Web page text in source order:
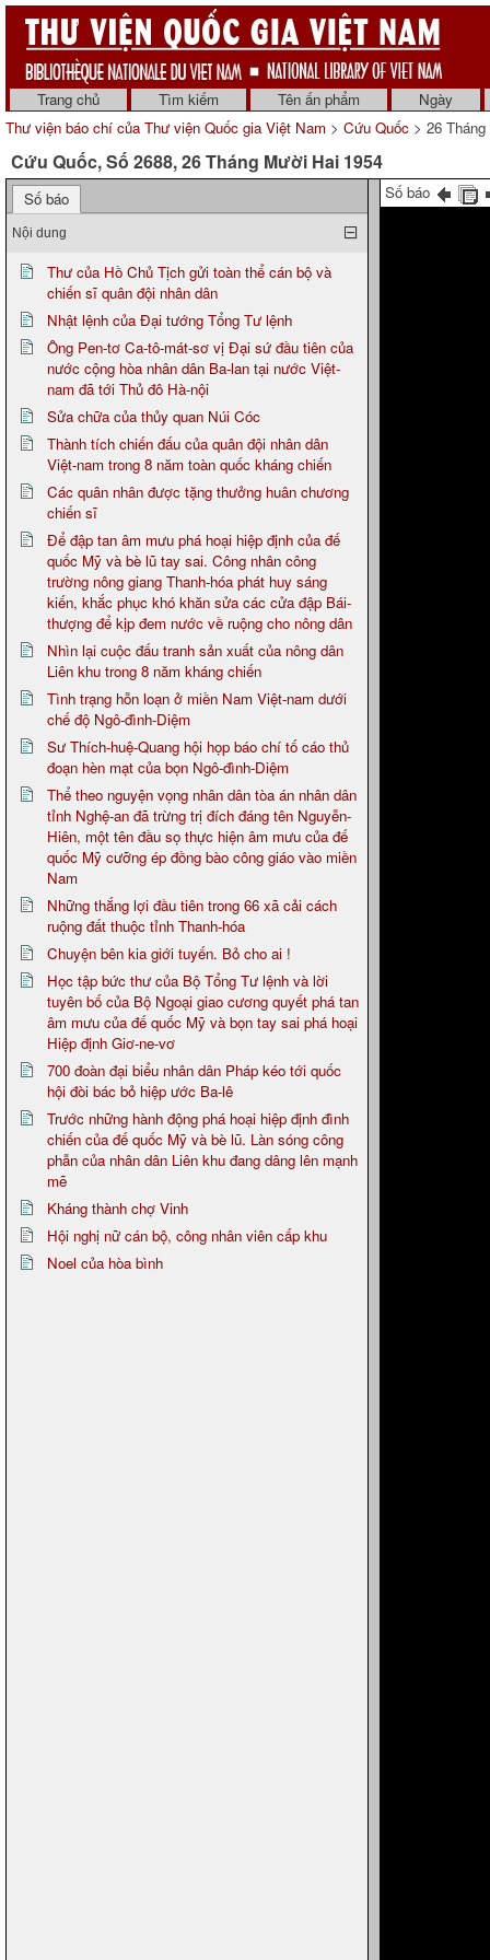
Trang chủ Tìm kiếm Tên ấn phẩm
Ngày
Thư viện báo chí của Thư viện Quốc gia Việt Nam > Cứu Quốc > 26
Cứu Quốc, Số 2688, 26 Tháng Mười Hai 1954
Số báo
Nội dung
Thư của Hồ Chủ Tịch gửi toàn thể cán bộ và
chiến sĩ quân đội nhân dân
Nhật lệnh của Đại tướng Tổng Tư lệnh
Ông Pen-tơ Ca-tô-mát-sơ vị Đại sứ đầu tiên của
nước cộng hòa nhân dân Ba-lan tại nước Việt-
nam đã tới Thủ đô Hà-nội
Sửa chữa của thủy quan Núi Cóc
Thành tích chiến đấu của quân đội nhân dân
Việt-nam trong 8 năm toàn quốc kháng chiến
Các quân nhân được tặng thưởng huân chương
chiến sĩ
Để đập tan âm mưu phá hoại hiệp định của đế
quốc Mỹ và bè lũ tay sai. Công nhân công
trường nông giang Thanh-hóa phát huy sáng
kiến, khắc phục khó khăn sửa các cửa đập Bái-
thượng để kịp đem nước về ruộng cho nông dân
Nhìn lại cuộc đấu tranh sản xuất của nông dân
Liên khu trong 8 năm kháng chiến
Tình trạng hỗn loạn ở miền Nam Việt-nam dưới
chế độ Ngô-đình-Diệm
Sư Thích-huệ-Quang hội họp báo chí tố cáo thủ
đoạn hèn mạt của bọn Ngô-đình-Diệm
Thể theo nguyện vọng nhân dân tòa án nhân dân
tỉnh Nghệ-an đã trừng trị đích đáng tên Nguyễn-
Hiên, một tên đầu sọ thực hiện âm mưu của đế
quốc Mỹ cưỡng ép đồng bào công giáo vào miền
Nam
Những thắng lợi đầu tiên trong 66 xã cải cách
ruộng đất thuộc tỉnh Thanh-hóa
Chuyện bên kia giới tuyến. Bỏ cho ai !
Học tập bức thư của Bộ Tổng Tư lệnh và lời
tuyên bố của Bộ Ngoại giao cương quyết phá tan
âm mưu của đế quốc Mỹ và bọn tay sai phá hoại
Hiệp định Giơ-ne-vơ
700 đoàn đại biểu nhân dân Pháp kéo tới quốc
hội đòi bác bỏ hiệp ước Ba-lê
Trước những hành động phá hoại hiệp định đình
chiến của đế quốc Mỹ và bè lũ. Làn sóng công
phẫn của nhân dân Liên khu đang dâng lên mạnh
mẽ
Kháng thành chợ Vinh
Hội nghị nữ cán bộ, công nhân viên cấp khu
Noel của hòa bình
Số báo